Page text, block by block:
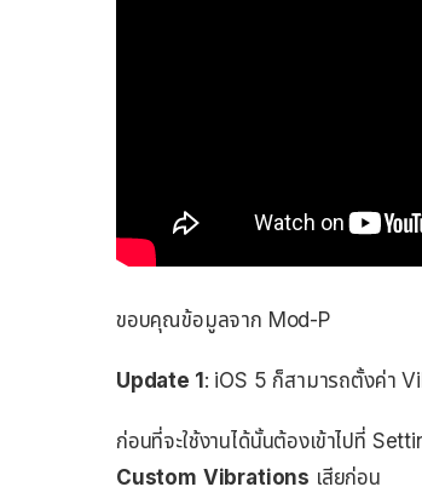
ขอบคุณข้อมูลจาก Mod-P
Update 1: iOS 5 ก็สามารถตั้งค่า
ก่อนที่จะใช้งานได้นั้นต้องเข้าไปที่
Custom Vibrations เสียก่อน